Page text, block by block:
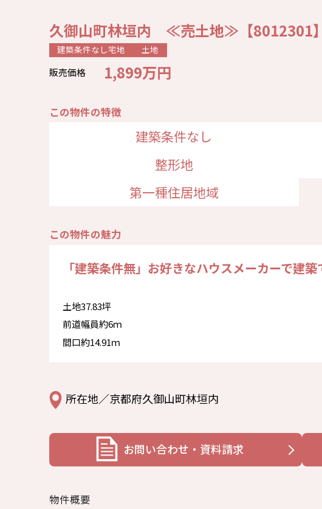
久御山町林垣内 ≪売土地≫【8012301
建築条件なし宅地 土地
販売価格 1,899万円
この物件の特徴
建築条件なし
整形地
第一種住居地域
この物件の魅力
「建築条件無」お好きなハウスメーカーで建築
土地37.83坪
前道幅員約6ｍ
間口約14.91ｍ
所在地／京都府久御山町林垣内
お問い合わせ・資料請求
物件概要